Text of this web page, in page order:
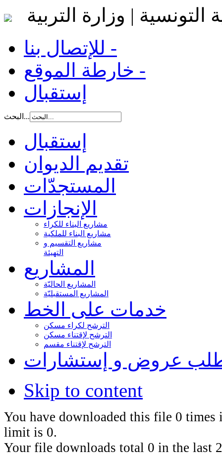
التونسية | وزارة التربية
للإتصال بنا -
خارطة الموقع -
إستقبال
البحث...
إستقبال
تقديم الديوان
المستجدّات
الإنجازات
مشاريع البناء للكراء
مشاريع البناء للملكية
مشاريع التقسيم و
التهيئة
المشاريع
المشاريع الحاليّة
المشاريع المستقبليّة
خدمات على الخط
الترشح لكراء مسكن
الترشح لإقتناء مسكن
الترشح لإقتناء مقسم
عروض و إستشارات
Skip to content
You have downloaded this file 0 times
limit is 0.
Your file downloads total 0 in the last